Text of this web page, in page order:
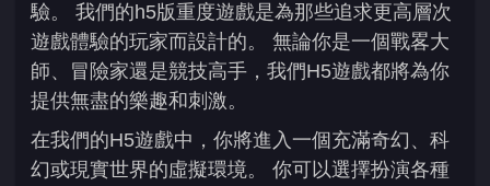
驗。 我們的h5版重度遊戲是為那些追求更高層次
遊戲體驗的玩家而設計的。 無論你是一個戰畧大
師、冒險家還是競技高手，我們H5遊戲都將為你
提供無盡的樂趣和刺激。
在我們的H5遊戲中，你將進入一個充滿奇幻、科
幻或現實世界的虛擬環境。 你可以選擇扮演各種